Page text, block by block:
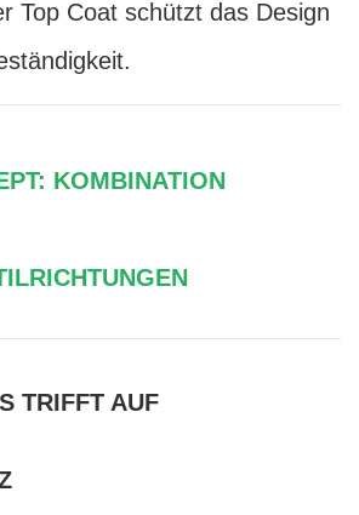
Top Coat schützt das Design
KOMBINATION
TRIFFT AUF